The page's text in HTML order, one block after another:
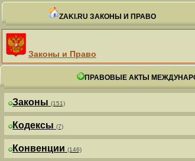
ZAKI.RU ЗАКОНЫ И ПРАВО
Законы и Право
ПРАВОВЫЕ АКТЫ
Законы (151)
Кодексы (7)
Конвенции (146)